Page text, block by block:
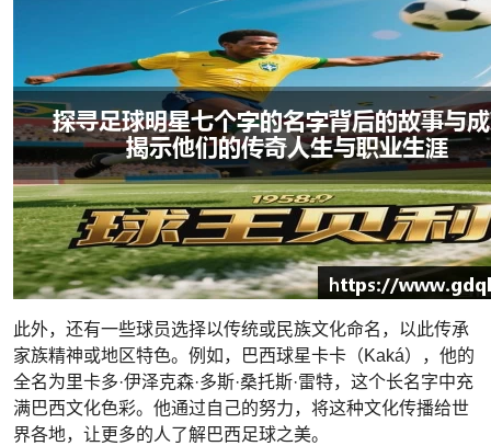
此外，还有一些球员选择以传统或民族文化命名，以此传承
家族精神或地区特色。例如，巴西球星卡卡（Kaká），他的
全名为里卡多·伊泽克森·多斯·桑托斯·雷特，这个长名字中充
满巴西文化色彩。他通过自己的努力，将这种文化传播给世
界各地，让更多的人了解巴西足球之美。